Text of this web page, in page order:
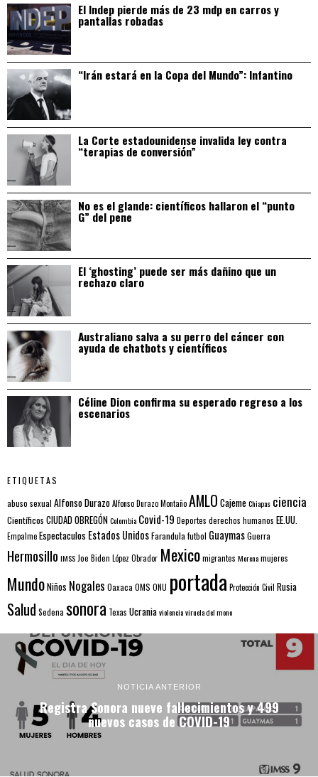
El Indep pierde más de 23 mdp en carros y
pantallas robadas
“Irán estará en la Copa del Mundo”: Infantino
La Corte estadounidense invalida ley contra
“terapias de conversión”
No es el glande: científicos hallaron el “punto
G” del pene
El ‘ghosting’ puede ser más dañino que un
rechazo claro
Australiano salva a su perro del cáncer con
ayuda de chatbots y científicos
Céline Dion confirma su esperado regreso a los
escenarios
ETIQUETAS
abuso sexual Alfonso DurazoAlfonso Durazo MontañoAMLO CajemeChiapas ciencia
Científicos CIUDAD OBREGÓNColombia Covid-19 Deportes derechos humanos EE.UU.
EmpalmeEspectaculos Estados UnidosFarandula futbol GuaymasGuerra
Hermosillo IMSS Joe Biden López Obrador Mexicomigrantes Morenamujeres
MundoNiños Nogales Oaxaca OMS ONU portada Protección Civil Rusia
Salud Sedena sonora Texas Ucraniaviolenciaviruela del mono
NOTICIA ANTERIOR
Registra Sonora nueve fallecimientos y 499
nuevos casos de COVID-19